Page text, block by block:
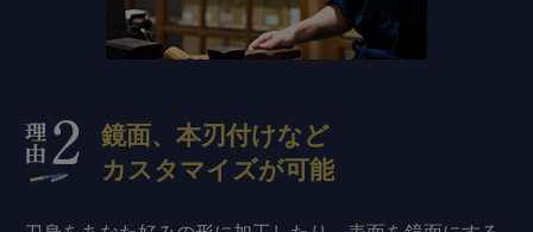
鏡面、本刃付けなど
カスタマイズが可能